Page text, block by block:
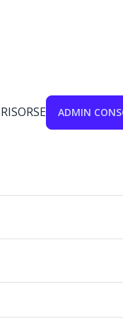
RISORSE ADMIN